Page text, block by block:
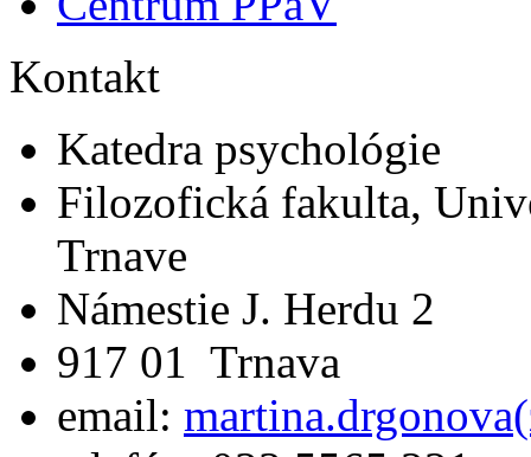
Kontakt
Katedra psychológie
Filozofická fakulta,
Trnave
Námestie J. Herdu 2
917 01 Trnava
email: